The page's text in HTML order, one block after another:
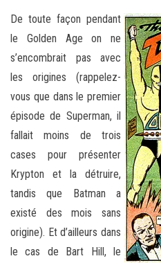
De toute façon pendant
le Golden Age on ne
s’encombrait pas avec
les origines (rappelez-
vous que dans le premier
épisode de Superman, il
fallait moins de trois
cases pour présenter
Krypton et la détruire,
tandis que Batman a
existé des mois sans
origine). Et d’ailleurs dans
le cas de Bart Hill, le